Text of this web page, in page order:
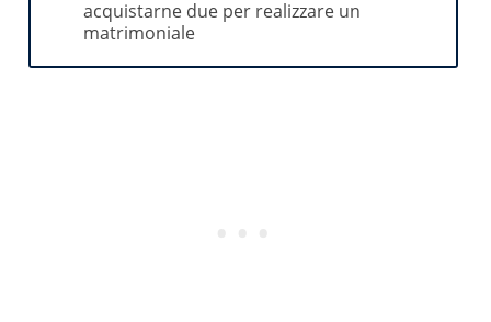
acquistarne due per realizzare un
matrimoniale